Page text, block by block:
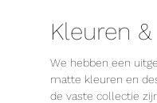
Kleuren
We hebben een
matte kleuren en
de vaste collectie